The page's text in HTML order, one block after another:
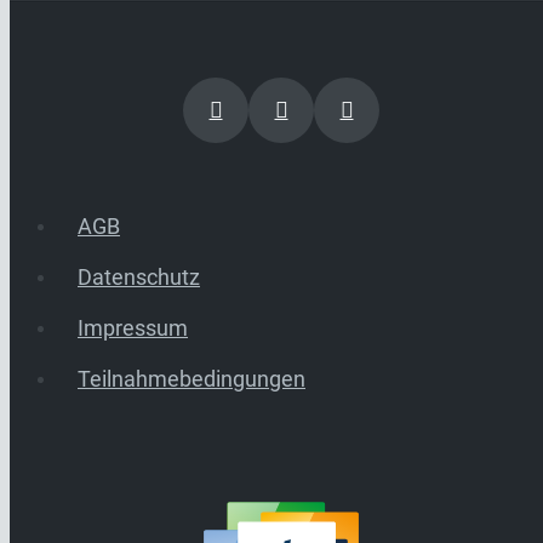
AGB
Datenschutz
Impressum
Teilnahmebedingungen